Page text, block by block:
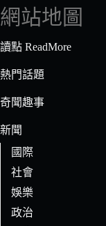
符
合
條
的
果
網站地圖
讀點 ReadMore
熱門話題
奇聞趣事
新聞
國際
社會
娛樂
政治